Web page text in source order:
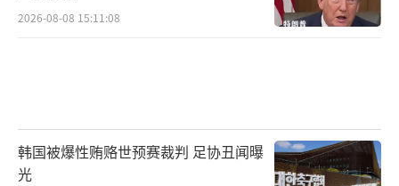
2026-08-08 15:11:08
韩国被爆性贿赂世预赛裁判 足协丑闻曝
光